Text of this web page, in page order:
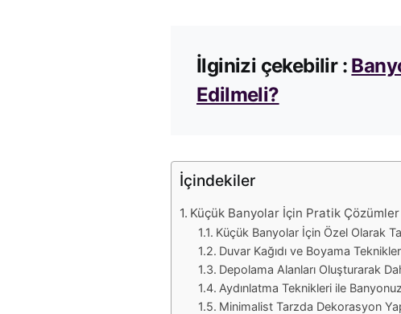
İlginizi çekebilir :
Edilmeli?
İçindekiler
Küçük Banyolar İçin Pratik
Küçük Banyolar İçin Özel Olarak
Duvar Kağıdı ve Boyama
Depolama Alanları Oluşturarak
Aydınlatma Teknikleri ile
Minimalist Tarzda Dekorasyon